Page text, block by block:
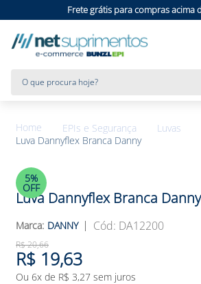
Frete grátis para compras acima
EPIs e Segurança Luvas
Luva Dannyflex Branca Danny
5%
OFF
Luva Dannyflex Branca Danny
DANNY : DA12200
R$20,66
R$ 19,63
Ou 6x de R$ 3,27 sem juros